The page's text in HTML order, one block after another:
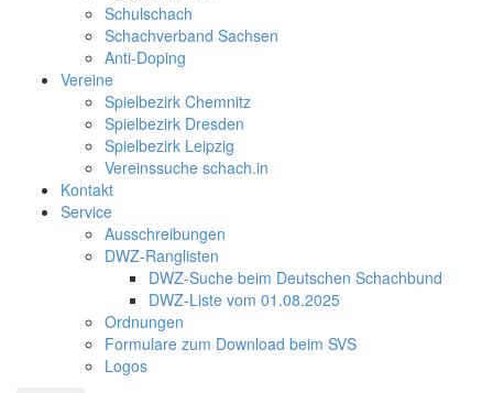
Schulschach
Schachverband Sachsen
Anti-Doping
Vereine
Spielbezirk Chemnitz
Spielbezirk Dresden
Spielbezirk Leipzig
Vereinssuche schach.in
Kontakt
Service
Ausschreibungen
DWZ-Ranglisten
DWZ-Suche beim Deutschen Schachbund
DWZ-Liste vom 01.08.2025
Ordnungen
Formulare zum Download beim SVS
Logos